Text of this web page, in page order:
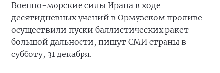
Военно-морские силы Ирана в ходе
десятидневных учений в Ормузском проливе
осуществили пуски баллистических ракет
большой дальности, пишут СМИ страны в
субботу, 31 декабря.